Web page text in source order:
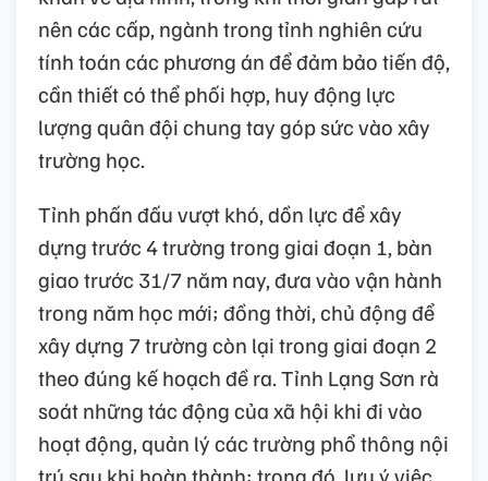
nên các cấp, ngành trong tỉnh nghiên cứu
tính toán các phương án để đảm bảo tiến độ,
cần thiết có thể phối hợp, huy động lực
lượng quân đội chung tay góp sức vào xây
trường học.
Tỉnh phấn đấu vượt khó, dồn lực để xây
dựng trước 4 trường trong giai đoạn 1, bàn
giao trước 31/7 năm nay, đưa vào vận hành
trong năm học mới; đồng thời, chủ động để
xây dựng 7 trường còn lại trong giai đoạn 2
theo đúng kế hoạch đề ra. Tỉnh Lạng Sơn rà
soát những tác động của xã hội khi đi vào
hoạt động, quản lý các trường phổ thông nội